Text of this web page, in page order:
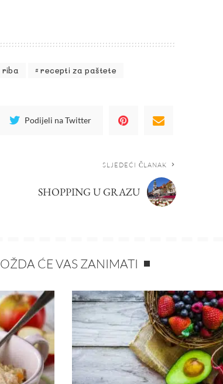
riba recepti za paštete
Podijeli na Twitter
SLJEDEĆI ČLANAK
SHOPPING U GRAZU
ĆE VAS ZANIMATI